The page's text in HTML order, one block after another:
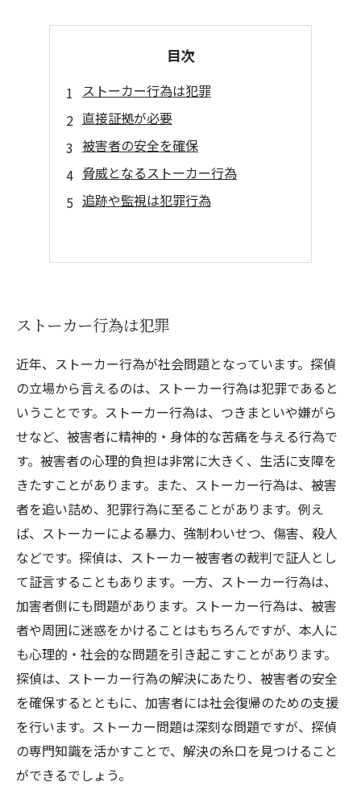
目次
ストーカー行為は犯罪
直接証拠が必要
被害者の安全を確保
脅威となるストーカー行為
追跡や監視は犯罪行為
ストーカー行為は犯罪
近年、ストーカー行為が社会問題となっています。探偵
の立場から言えるのは、ストーカー行為は犯罪であると
いうことです。ストーカー行為は、つきまといや嫌がら
せなど、被害者に精神的・身体的な苦痛を与える行為で
す。被害者の心理的負担は非常に大きく、生活に支障を
きたすことがあります。また、ストーカー行為は、被害
者を追い詰め、犯罪行為に至ることがあります。例え
ば、ストーカーによる暴力、強制わいせつ、傷害、殺人
などです。探偵は、ストーカー被害者の裁判で証人とし
て証言することもあります。一方、ストーカー行為は、
加害者側にも問題があります。ストーカー行為は、被害
者や周囲に迷惑をかけることはもちろんですが、本人に
も心理的・社会的な問題を引き起こすことがあります。
探偵は、ストーカー行為の解決にあたり、被害者の安全
を確保するとともに、加害者には社会復帰のための支援
を行います。ストーカー問題は深刻な問題ですが、探偵
の専門知識を活かすことで、解決の糸口を見つけること
ができるでしょう。